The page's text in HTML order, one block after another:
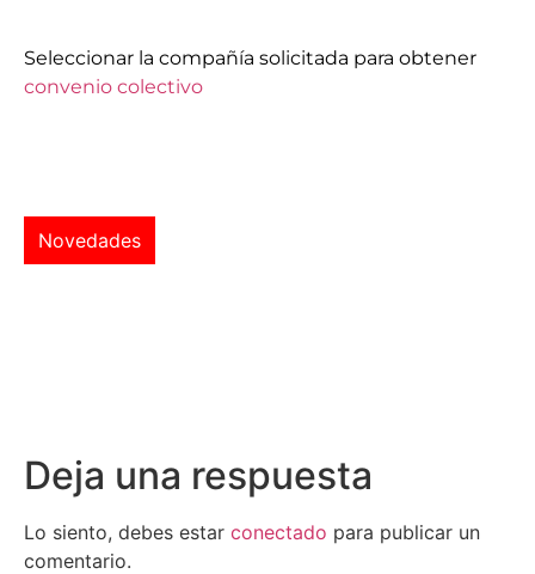
Seleccionar la compañía solicitada para obtener
convenio colectivo
Novedades
Deja una respuesta
Lo siento, debes estar conectado para publicar un
comentario.